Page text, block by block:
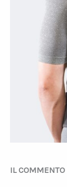
IL COMMENTO